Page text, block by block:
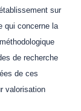
sur
qui concerne la
de recherche
de ces
valorisation